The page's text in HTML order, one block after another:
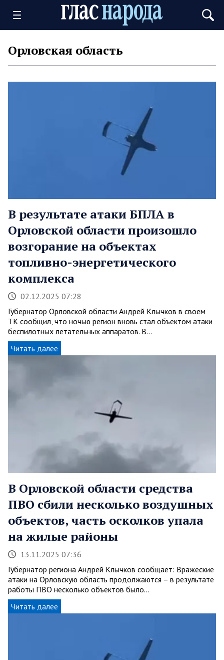
Орловская область
В результате атаки БПЛА в
Орловской области произошло
возгорание на объектах
топливно-энергетического
комплекса
02.12.2025 07:28
Губернатор Орловской области Андрей Клычков в своем
TК сообщил, что ночью регион вновь стал объектом атаки
беспилотных летательных аппаратов. В…
Читать далее
В Орловской области средства
ПВО сбили несколько воздушных
объектов, часть осколков упала
на жилые районы
13.11.2025 07:36
Губернатор региона Андрей Клычков сообщает: Вражеские
атаки на Орловскую область продолжаются – в результате
работы ПВО несколько объектов было…
Читать далее